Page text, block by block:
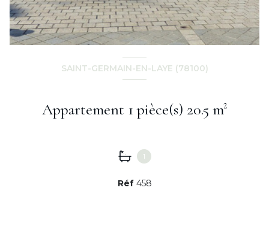
SAINT-GERMAIN-EN-LAYE (78100)
Appartement 1 pièce(s) 20.5 m²
1
Réf 458